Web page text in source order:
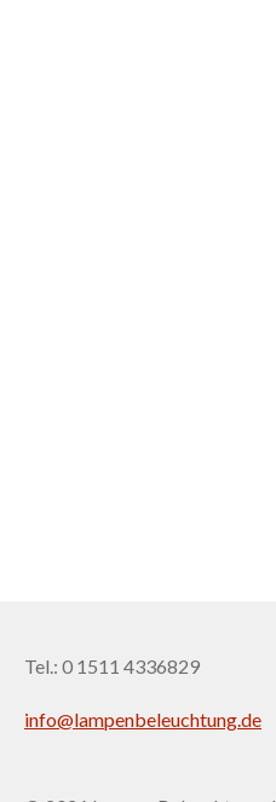
Tel.: 0 1511 4336829
info@lampenbeleuchtung.de